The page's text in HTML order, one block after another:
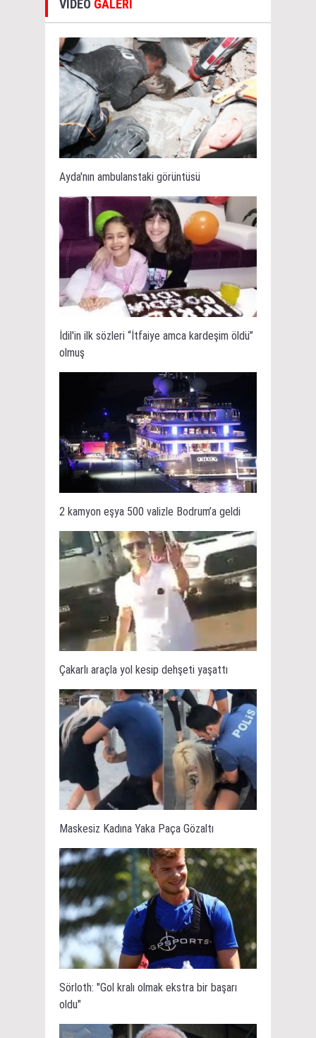
VİDEO GALERİ
Ayda'nın ambulanstaki görüntüsü
İdil'in ilk sözleri “İtfaiye amca kardeşim öldü”
olmuş
2 kamyon eşya 500 valizle Bodrum’a geldi
Çakarlı araçla yol kesip dehşeti yaşattı
Maskesiz Kadına Yaka Paça Gözaltı
Sörloth: "Gol kralı olmak ekstra bir başarı
oldu"